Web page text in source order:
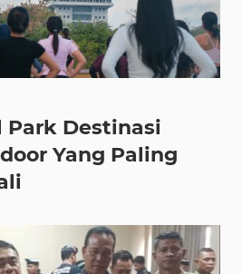
Park Destinasi
Yang Paling